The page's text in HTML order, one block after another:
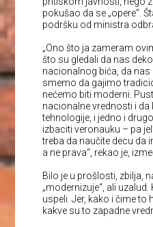
pokušao da se „opere“.
podršku od ministra
„Ono što ja zameram
što su gledali da nas
nacionalnog bića, da nas
smemo da gajimo
nećemo biti moderni.
nacionalne vrednosti i
tehnologije, i jedno i
izbaciti veronauku – pa
treba da naučite decu da
a ne prava“, rekao je,
Bilo je u prošlosti, zbilja,
„modernizuje“, ali
uspeli. Jer, kako i čime to
kakve su to zapadne